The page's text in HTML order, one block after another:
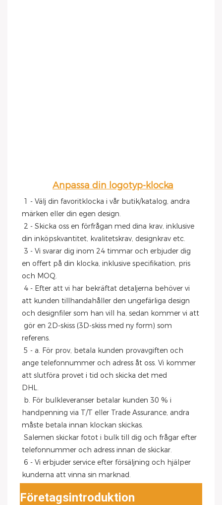
Anpassa din logotyp-klocka
1 - Välj din favoritklocka i vår butik/katalog, andra
märken eller din egen design.
din inköpskvantitet, kvalitetskrav, designkrav etc.
en offert på din klocka, inklusive specifikation, pris
och MOQ.
att kunden tillhandahåller den ungefärliga design
och designfiler som han vill ha, sedan kommer vi att
referens.
ange telefonnummer och adress åt oss. Vi kommer
att slutföra provet i tid och skicka det med
DHL.
handpenning via T/T eller Trade Assurance, andra
måste betala innan klockan skickas.
telefonnummer och adress innan de skickar.
kunderna att vinna sin marknad.
Företagsintroduktion